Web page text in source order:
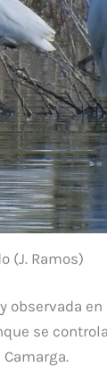
(J. Ramos)
en
se